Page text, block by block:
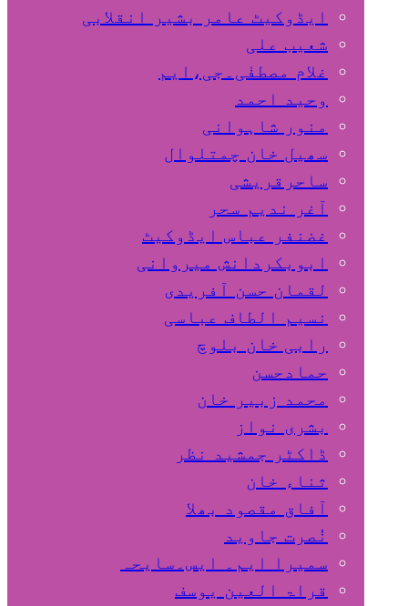
ایڈوکیٹ عامر بشیر انقلابی
شعیب علی
غلام مصطفٰی۔جی،ایم
وحید احمد
منور شاہوانی
سھیل خان چمتلوال
ساحرقریشی
آغر ندیم سحر
غضنفر عباس ایڈوکیٹ
ابوبکردانش میروانی
لقمان حسن آفریدی
نسیم الطاف عباسی
رابی خان بلوچ
حمادحسن
محمد زبیر خان
بشری نواز
ڈاکٹر جمشید نظر
ثناء خان
آفاق مقصود بھلا
نُصرت جاوید
سمیرا ایم۔ ایس۔سایحہ
قراۃ العین یوسف